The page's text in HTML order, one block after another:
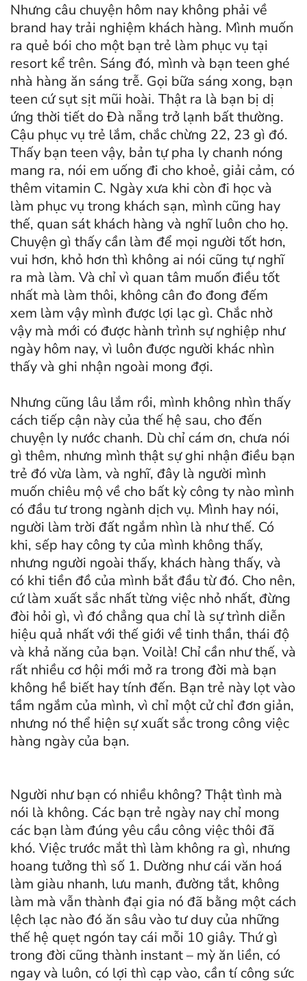
Nhưng câu chuyện hôm nay không phải về
brand hay trải nghiệm khách hàng. Mình muốn
ra quẻ bói cho một bạn trẻ làm phục vụ tại
resort kể trên. Sáng đó, mình và bạn teen ghé
nhà hàng ăn sáng trễ. Gọi bữa sáng xong, bạn
teen cứ sụt sịt mũi hoài. Thật ra là bạn bị dị
ứng thời tiết do Đà nẵng trở lạnh bất thường.
Cậu phục vụ trẻ lắm, chắc chừng 22, 23 gì đó.
Thấy bạn teen vậy, bản tự pha ly chanh nóng
mang ra, nói em uống đi cho khoẻ, giải cảm, có
thêm vitamin C. Ngày xưa khi còn đi học và
làm phục vụ trong khách sạn, mình cũng hay
thế, quan sát khách hàng và nghĩ luôn cho họ.
Chuyện gì thấy cần làm để mọi người tốt hơn,
vui hơn, khỏ hơn thì không ai nói cũng tự nghĩ
ra mà làm. Và chỉ vì quan tâm muốn điều tốt
nhất mà làm thôi, không cân đo đong đếm
xem làm vậy mình được lợi lạc gì. Chắc nhờ
vậy mà mới có được hành trình sự nghiệp như
ngày hôm nay, vì luôn được người khác nhìn
thấy và ghi nhận ngoài mong đợi.
Nhưng cũng lâu lắm rồi, mình không nhìn thấy
cách tiếp cận này của thế hệ sau, cho đến
chuyện ly nước chanh. Dù chỉ cám ơn, chưa nói
gì thêm, nhưng mình thật sự ghi nhận điều bạn
trẻ đó vừa làm, và nghĩ, đây là người mình
muốn chiêu mộ về cho bất kỳ công ty nào mình
có đầu tư trong ngành dịch vụ. Mình hay nói,
người làm trời đất ngắm nhìn là như thế. Có
khi, sếp hay công ty của mình không thấy,
nhưng người ngoài thấy, khách hàng thấy, và
có khi tiền đồ của mình bắt đầu từ đó. Cho nên,
cứ làm xuất sắc nhất từng việc nhỏ nhất, đừng
đòi hỏi gì, vì đó chẳng qua chỉ là sự trình diễn
hiệu quả nhất với thế giới về tinh thần, thái độ
và khả năng của bạn. Voilà! Chỉ cần như thế, và
rất nhiều cơ hội mới mở ra trong đời mà bạn
không hề biết hay tính đến. Bạn trẻ này lọt vào
tầm ngắm của mình, vì chỉ một cử chỉ đơn giản,
nhưng nó thể hiện sự xuất sắc trong công việc
hàng ngày của bạn.
Người như bạn có nhiều không? Thật tình mà
nói là không. Các bạn trẻ ngày nay chỉ mong
các bạn làm đúng yêu cầu công việc thôi đã
khó. Việc trước mắt thì làm không ra gì, nhưng
hoang tưởng thì số 1. Dường như cái văn hoá
làm giàu nhanh, lưu manh, đường tắt, không
làm mà vẫn thành đại gia nó đã bằng một cách
lệch lạc nào đó ăn sâu vào tư duy của những
thế hệ quẹt ngón tay cái mỗi 10 giây. Thứ gì
trong đời cũng thành instant – mỳ ăn liền, có
ngay và luôn, có lợi thì cạp vào, cần tí công sức